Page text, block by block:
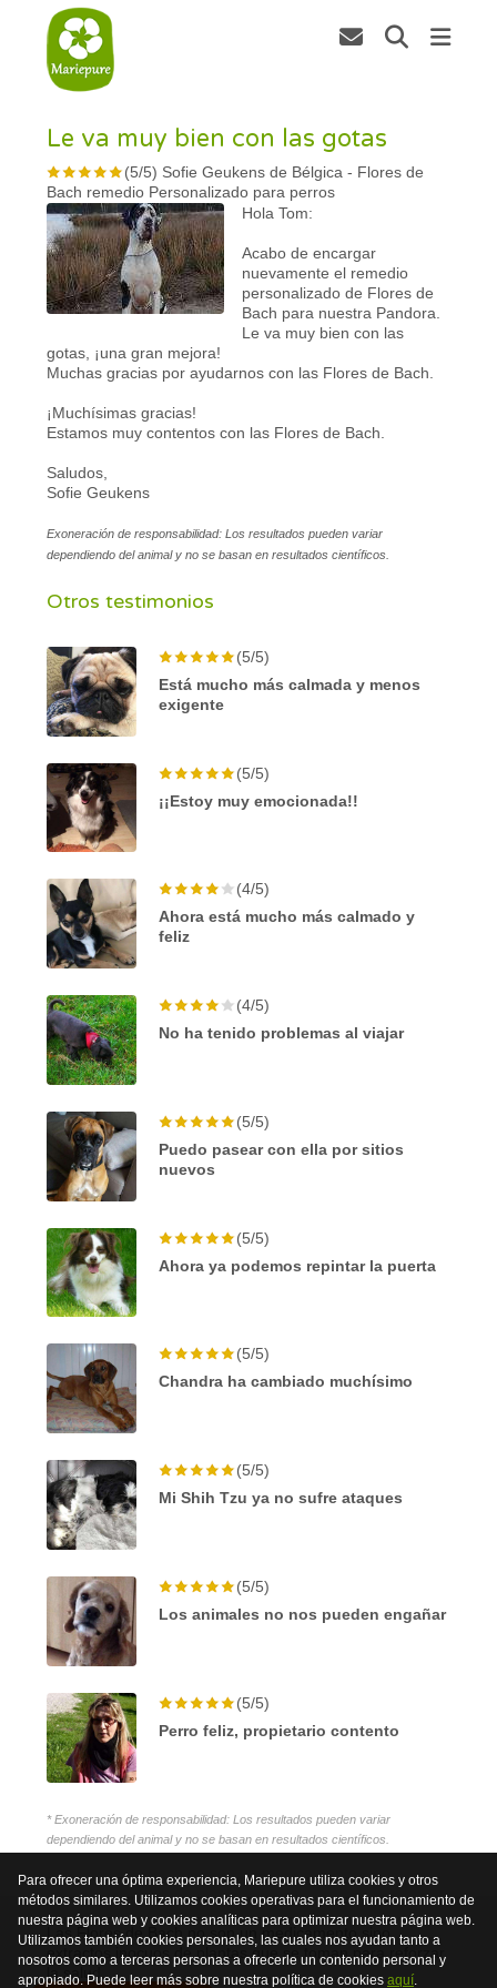
Le va muy bien con las gotas
(5/5) Sofie Geukens de Bélgica - Flores de
Bach remedio Personalizado para perros
Hola Tom:
Acabo de encargar
nuevamente el remedio
personalizado de Flores de
Bach para nuestra Pandora.
Le va muy bien con las
gotas, ¡una gran mejora!
Muchas gracias por ayudarnos con las Flores de Bach.
¡Muchísimas gracias!
Estamos muy contentos con las Flores de Bach.
Saludos,
Sofie Geukens
Exoneración de responsabilidad: Los resultados pueden variar
dependiendo del animal y no se basan en resultados científicos.
Otros testimonios
(5/5)
Está mucho más calmada y menos
exigente
(5/5)
¡¡Estoy muy emocionada!!
(4/5)
Ahora está mucho más calmado y
feliz
(4/5)
No ha tenido problemas al viajar
(5/5)
Puedo pasear con ella por sitios
nuevos
(5/5)
Ahora ya podemos repintar la puerta
(5/5)
Chandra ha cambiado muchísimo
(5/5)
Mi Shih Tzu ya no sufre ataques
(5/5)
Los animales no nos pueden engañar
(5/5)
Perro feliz, propietario contento
* Exoneración de responsabilidad: Los resultados pueden variar
dependiendo del animal y no se basan en resultados científicos.
Para ofrecer una óptima experiencia, Mariepure utiliza cookies y otros
métodos similares. Utilizamos cookies operativas para el funcionamiento de
nuestra página web y cookies analíticas para optimizar nuestra página web.
Utilizamos también cookies personales, las cuales nos ayudan tanto a
nosotros como a terceras personas a ofrecerle un contenido personal y
apropiado. Puede leer más sobre nuestra política de cookies aquí
Las Flores de Bach no son un medicamento sino
extractos inocuos de plantas que se toman para reforzar
la salud.